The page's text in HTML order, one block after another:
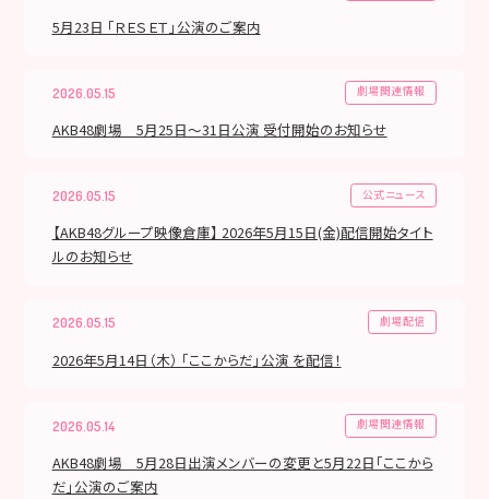
5月23日 「ＲＥＳＥＴ」公演のご案内
2026.05.15 劇場関連情報
AKB48劇場 5月25日～31日公演 受付開始のお知らせ
2026.05.15 公式ニュース
【AKB48グループ映像倉庫】 2026年5月15日(金)配信開始タイト
ルのお知らせ
2026.05.15 劇場配信
2026年5月14日（木） 「ここからだ」公演 を配信！
2026.05.14 劇場関連情報
AKB48劇場 5月28日出演メンバーの変更と5月22日「ここから
だ」公演のご案内